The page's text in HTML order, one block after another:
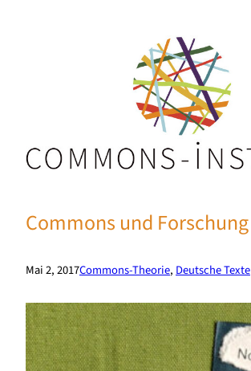
Commons und Forschung
Mai 2, 2017Commons-Theorie, Deutsche Texte